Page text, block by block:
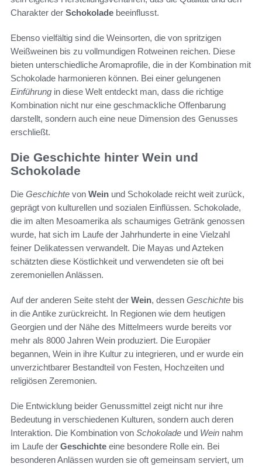
Charakter der Schokolade beeinflusst.
Ebenso vielfältig sind die Weinsorten, die von spritzigen
Weißweinen bis zu vollmundigen Rotweinen reichen. Diese
bieten unterschiedliche Aromaprofile, die in der Kombination mit
Schokolade harmonieren können. Bei einer gelungenen
Einführung in diese Welt entdeckt man, dass die richtige
Kombination nicht nur eine geschmackliche Offenbarung
darstellt, sondern auch eine neue Dimension des Genusses
erschließt.
Die Geschichte hinter Wein und
Schokolade
Die Geschichte von Wein und Schokolade reicht weit zurück,
geprägt von kulturellen und sozialen Einflüssen. Schokolade,
die im alten Mesoamerika als schaumiges Getränk genossen
wurde, hat sich im Laufe der Jahrhunderte in eine Vielzahl
feiner Delikatessen verwandelt. Die Mayas und Azteken
schätzten diese Köstlichkeit und verwendeten sie oft bei
zeremoniellen Anlässen.
Auf der anderen Seite steht der Wein, dessen Geschichte bis
in die Antike zurückreicht. In Regionen wie dem heutigen
Georgien und der Nähe des Mittelmeers wurde bereits vor
mehr als 8000 Jahren Wein produziert. Die Europäer
begannen, Wein in ihre Kultur zu integrieren, und er wurde ein
unverzichtbarer Bestandteil von Festen, Hochzeiten und
religiösen Zeremonien.
Die Entwicklung beider Genussmittel zeigt nicht nur ihre
Bedeutung in verschiedenen Kulturen, sondern auch deren
Interaktion. Die Kombination von Schokolade und Wein nahm
im Laufe der Geschichte eine besondere Rolle ein. Bei
besonderen Anlässen wurden sie oft gemeinsam serviert, um